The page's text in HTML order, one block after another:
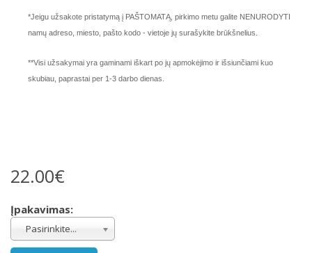
*Jeigu užsakote pristatymą į PAŠTOMATĄ, pirkimo metu galite NENURODYTI
namų adreso, miesto, pašto kodo - vietoje jų surašykite brūkšnelius.
**Visi užsakymai yra gaminami iškart po jų apmokėjimo ir išsiunčiami kuo
skubiau, paprastai per 1-3 darbo dienas.
22.00€
Įpakavimas:
Pasirinkite...